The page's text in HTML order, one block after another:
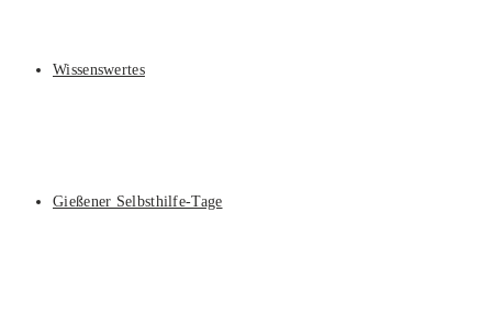
Wissenswertes
Gießener Selbsthilfe-Tage